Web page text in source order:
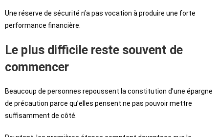
Une réserve de sécurité n’a pas vocation à produire une forte
performance financière.
Le plus difficile reste souvent de
commencer
Beaucoup de personnes repoussent la constitution d’une épargne
de précaution parce qu’elles pensent ne pas pouvoir mettre
suffisamment de côté.